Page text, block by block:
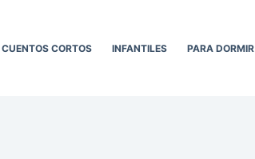
CUENTOS CORTOS INFANTILES PARA DORMIR